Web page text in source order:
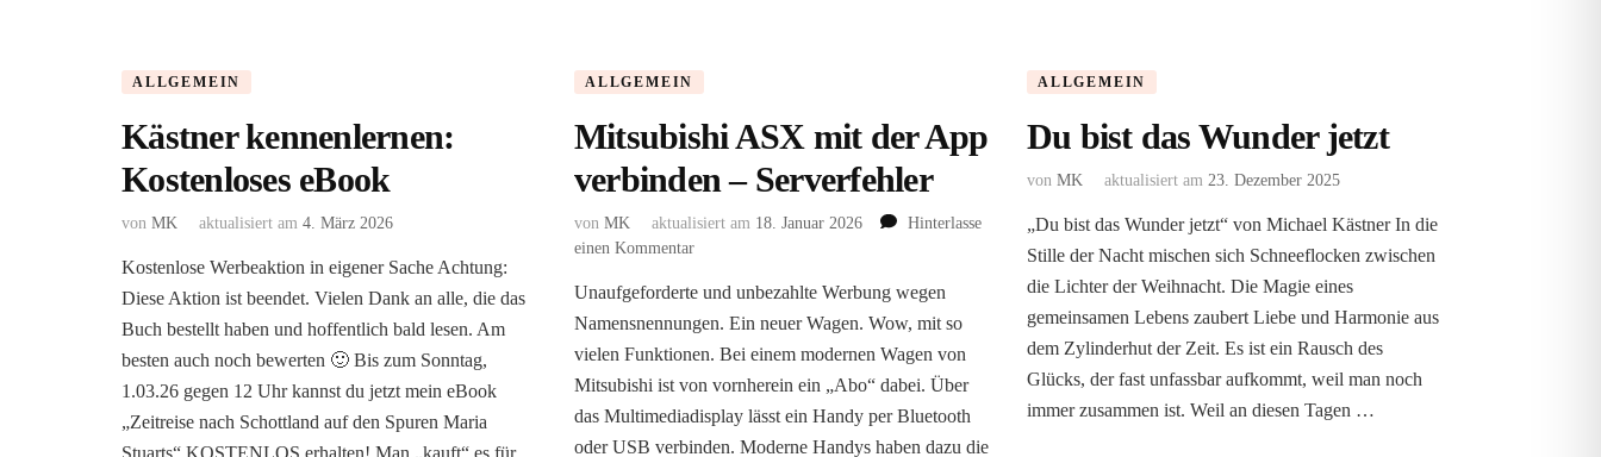
ALLGEMEIN
Kästner kennenlernen:
Kostenloses eBook
von MK aktualisiert am 4. März 2026
Kostenlose Werbeaktion in eigener Sache Achtung:
Diese Aktion ist beendet. Vielen Dank an alle, die das
Buch bestellt haben und hoffentlich bald lesen. Am
besten auch noch bewerten 🙂 Bis zum Sonntag,
1.03.26 gegen 12 Uhr kannst du jetzt mein eBook
„Zeitreise nach Schottland auf den Spuren Maria
Stuarts“ KOSTENLOS erhalten! Man „kauft“ es für
ALLGEMEIN
Mitsubishi ASX mit der App
verbinden – Serverfehler
von MK aktualisiert am 18. Januar 2026
Hinterlasse
einen Kommentarzu
ASX
mit
verbinden
–
Serverfehler
Unaufgeforderte und unbezahlte Werbung wegen
Namensnennungen. Ein neuer Wagen. Wow, mit so
vielen Funktionen. Bei einem modernen Wagen von
Mitsubishi ist von vornherein ein „Abo“ dabei. Über
das Multimediadisplay lässt ein Handy per Bluetooth
oder USB verbinden. Moderne Handys haben dazu die
ALLGEMEIN
Du bist das Wunder jetzt
von MK aktualisiert am 23. Dezember 2025
„Du bist das Wunder jetzt“ von Michael Kästner In die
Stille der Nacht mischen sich Schneeflocken zwischen
die Lichter der Weihnacht. Die Magie eines
gemeinsamen Lebens zaubert Liebe und Harmonie aus
dem Zylinderhut der Zeit. Es ist ein Rausch des
Glücks, der fast unfassbar aufkommt, weil man noch
immer zusammen ist. Weil an diesen Tagen …